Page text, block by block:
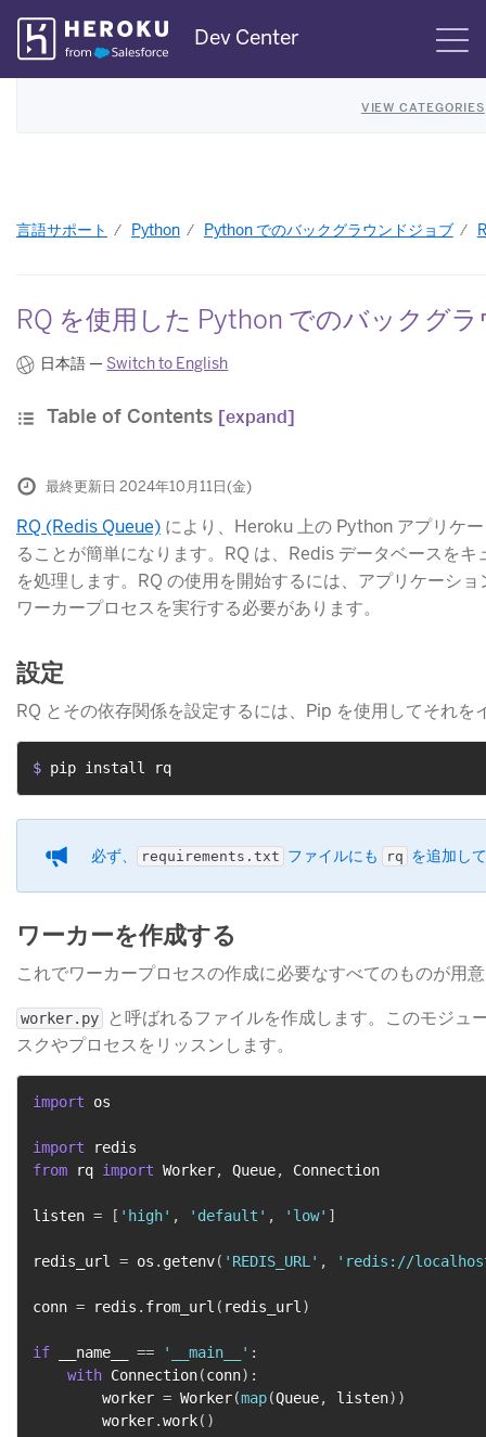
Skip
Navigation
Dev Center
VIEW CATEGORIES
言語サポート Python Python でのバックグラウンドジョブ
RQ を使用した Python でのバックグ
日本語 — Switch to English
Table of Contents [expand]
最終更新日 2024年10月11日(金)
RQ (Redis Queue) により、Heroku 上の Python アプリケ
ることが簡単になります。RQ は、Redis データベースを
を処理します。RQ の使用を開始するには、アプリケーシ
ワーカープロセスを実行する必要があります。
設定
RQ とその依存関係を設定するには、Pip を使用してそれを
$ pip install rq
必ず、 requirements.txt ​ ファイルにも rq を追加し
ワーカーを作成する
これでワーカープロセスの作成に必要なすべてのものが用
worker.py
と呼ばれるファイルを作成します。このモジ
スクやプロセスをリッスンします。
import os
import
from rq import Worker, Queue, Connection
listen = [ 'high' , 'default' , 'low' ]
redis_url = os . getenv( 'REDIS_URL' , 'redis://
conn = redis . from_url ( redis_url )
if __name__ == '__main__' :
with Connection(conn) :
        worker
= Worker(map(Queue, listen) )
        worker
.work( )